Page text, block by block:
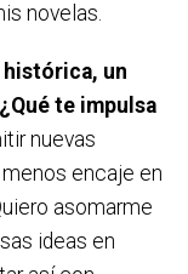
novelas.
histórica, un
te impulsa
nuevas
encaje en
asomarme
ideas en